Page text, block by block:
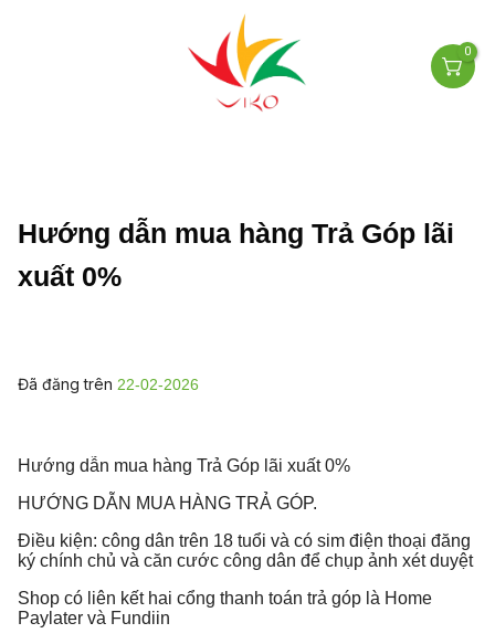
0
Hướng dẫn mua hàng Trả Góp lãi
xuất 0%
Đã đăng trên 22-02-2026
Hướng dẫn mua hàng Trả Góp lãi xuất 0%
HƯỚNG DẪN MUA HÀNG TRẢ GÓP.
Điều kiện: công dân trên 18 tuổi và có sim điện thoại đăng
ký chính chủ và căn cước công dân để chụp ảnh xét duyệt
Shop có liên kết hai cổng thanh toán trả góp là Home
Paylater và Fundiin